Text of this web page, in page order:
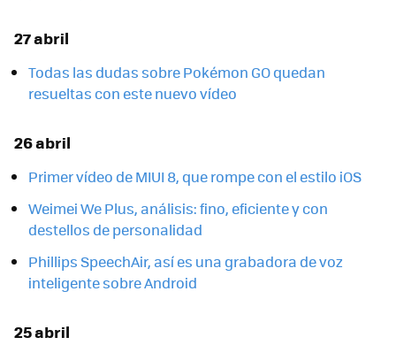
27 abril
Todas las dudas sobre Pokémon GO quedan
resueltas con este nuevo vídeo
26 abril
Primer vídeo de MIUI 8, que rompe con el estilo iOS
Weimei We Plus, análisis: fino, eficiente y con
destellos de personalidad
Phillips SpeechAir, así es una grabadora de voz
inteligente sobre Android
25 abril